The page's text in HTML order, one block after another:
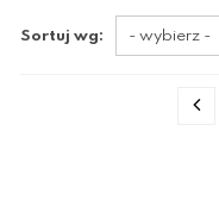
Sortuj wg: